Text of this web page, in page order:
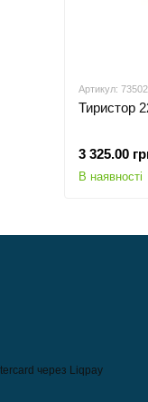
Артикул:
Тиристор
3 325.00
В наявності